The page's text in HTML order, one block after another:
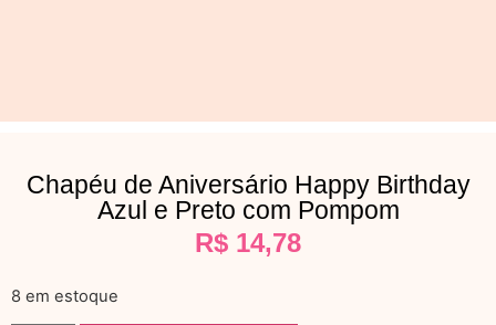
Chapéu de Aniversário Happy Birthday
Azul e Preto com Pompom
R$ 14,78
8 em estoque